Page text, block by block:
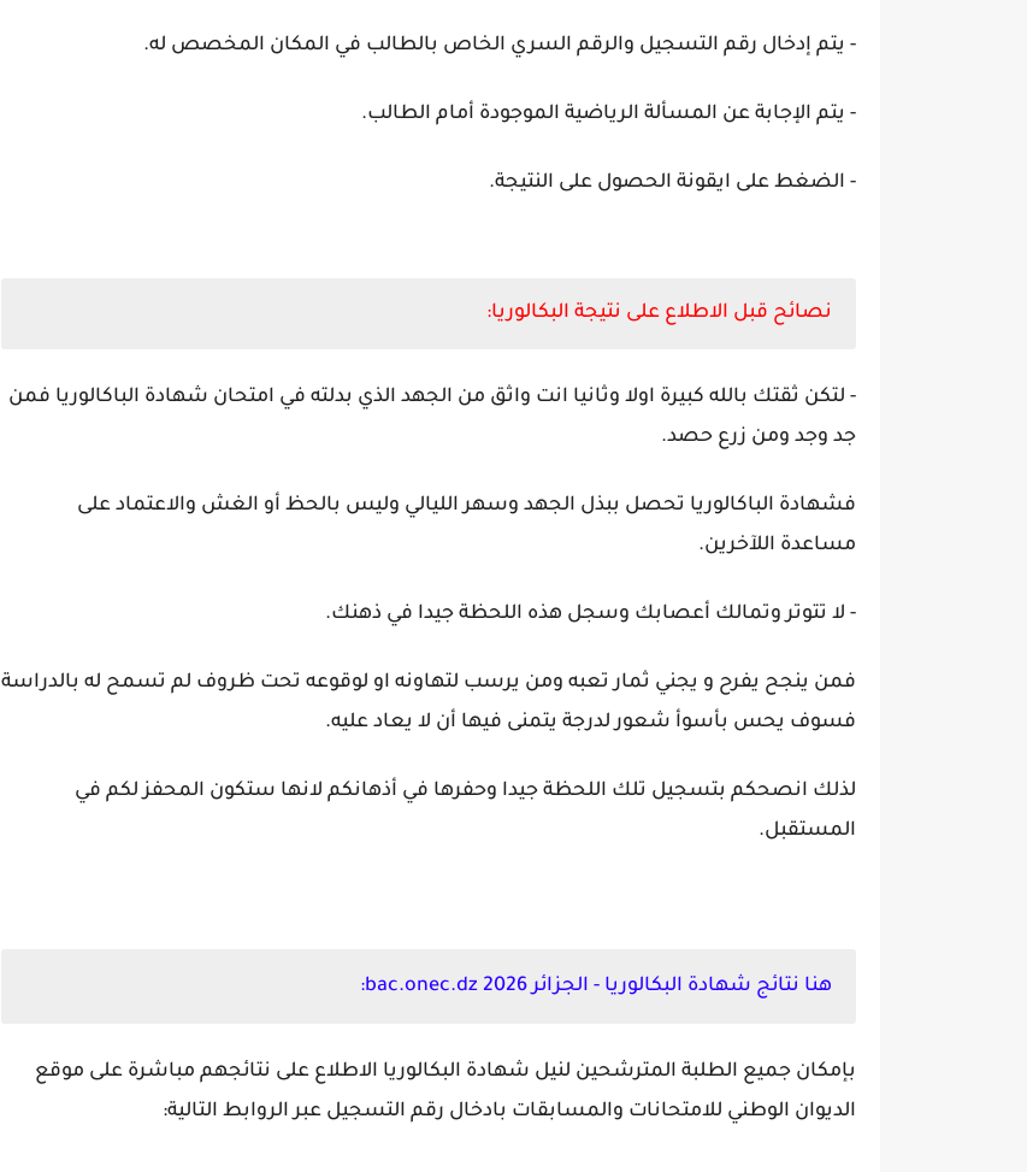
- يتم إدخال رقم التسجيل والرقم السري الخاص بالطالب في المكان المخصص له.
- يتم الإجابة عن المسألة الرياضية الموجودة أمام الطالب.
- الضغط على ايقونة الحصول على النتيجة.
نصائح قبل الاطلاع على نتيجة البكالوريا:
- لتكن ثقتك بالله كبيرة اولا وثانيا انت واثق من الجهد الذي بدلته في امتحان شهادة الباكالوريا فمن
جد وجد ومن زرع حصد.
فشهادة الباكالوريا تحصل ببذل الجهد وسهر الليالي وليس بالحظ أو الغش والاعتماد على
مساعدة اللآخرين.
- لا تتوتر وتمالك أعصابك وسجل هذه اللحظة جيدا في ذهنك.
فمن ينجح يفرح و يجني ثمار تعبه ومن يرسب لتهاونه او لوقوعه تحت ظروف لم تسمح له بالدراسة
فسوف يحس بأسوأ شعور لدرجة يتمنى فيها أن لا يعاد عليه.
لذلك انصحكم بتسجيل تلك اللحظة جيدا وحفرها في أذهانكم لانها ستكون المحفز لكم في
المستقبل.
هنا نتائج شهادة البكالوريا - الجزائر 2026 bac.onec.dz:
بإمكان جميع الطلبة المترشحين لنيل شهادة البكالوريا الاطلاع على نتائجهم مباشرة على موقع
الديوان الوطني للامتحانات والمسابقات بادخال رقم التسجيل عبر الروابط التالية: